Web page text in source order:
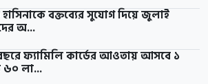
বক্তব্যের সুযোগ দিয়ে জুলাই
অ...
ফ্যামিলি কার্ডের আওতায় আসবে ১
৬০ লা...